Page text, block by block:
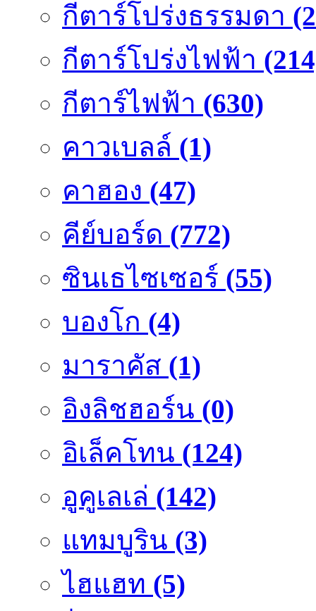
กีตาร์โปร่งธรรมดา
กีตาร์โปร่งไฟฟ้า
กีตาร์ไฟฟ้า (630)
คาวเบลล์ (1)
คาฮอง (47)
คีย์บอร์ด (772)
ซินเธไซเซอร์ (55)
บองโก (4)
มาราคัส (1)
อิงลิชฮอร์น (0)
อิเล็คโทน (124)
อูคูเลเล่ (142)
แทมบูริน (3)
ไฮแฮท (5)